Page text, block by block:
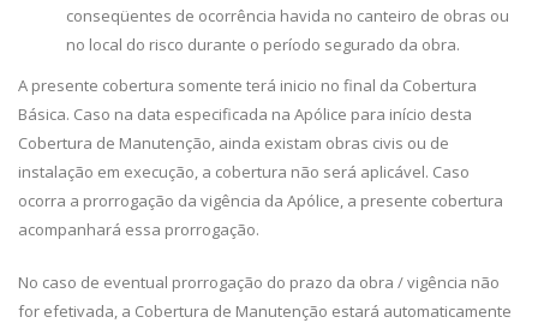
conseqüentes de ocorrência havida no canteiro de obras ou
no local do risco durante o período segurado da obra.
A presente cobertura somente terá inicio no final da Cobertura
Básica. Caso na data especificada na Apólice para início desta
Cobertura de Manutenção, ainda existam obras civis ou de
instalação em execução, a cobertura não será aplicável. Caso
ocorra a prorrogação da vigência da Apólice, a presente cobertura
acompanhará essa prorrogação.
No caso de eventual prorrogação do prazo da obra / vigência não
for efetivada, a Cobertura de Manutenção estará automaticamente